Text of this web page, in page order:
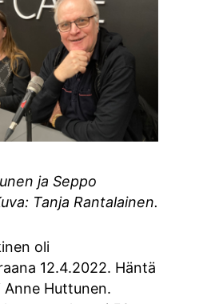
ja Seppo
Tanja Rantalainen.
oli
12.4.2022. Häntä
Huttunen.